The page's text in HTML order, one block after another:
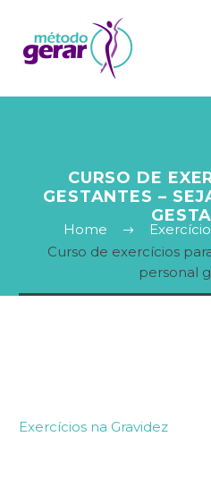
CURSO DE
GESTANTES –
Home
Curso de exercícios
personal
Exercícios na Gravidez